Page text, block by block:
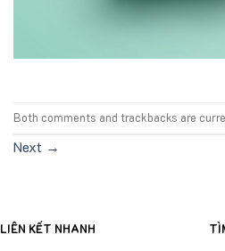
Both comments and trackbacks are
Next →
LIÊN KẾT NHANH